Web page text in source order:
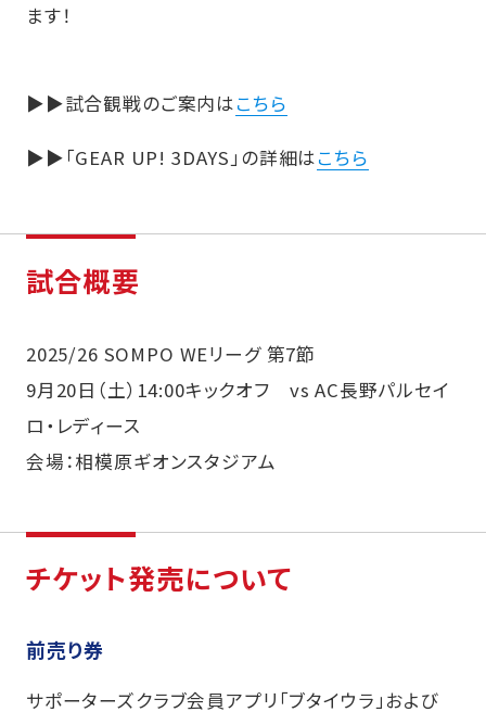
ます！
▶▶試合観戦のご案内はこちら
▶▶「GEAR UP! 3DAYS」の詳細はこちら
試合概要
2025/26 SOMPO WEリーグ 第7節
9月20日（土）14:00キックオフ vs AC長野パルセイ
ロ・レディース
会場：相模原ギオンスタジアム
チケット発売について
前売り券
サポーターズクラブ会員アプリ「ブタイウラ」および